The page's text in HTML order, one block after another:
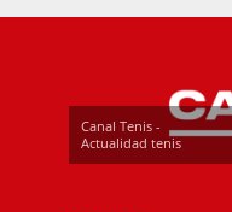
Canal Tenis -
Actualidad tenis